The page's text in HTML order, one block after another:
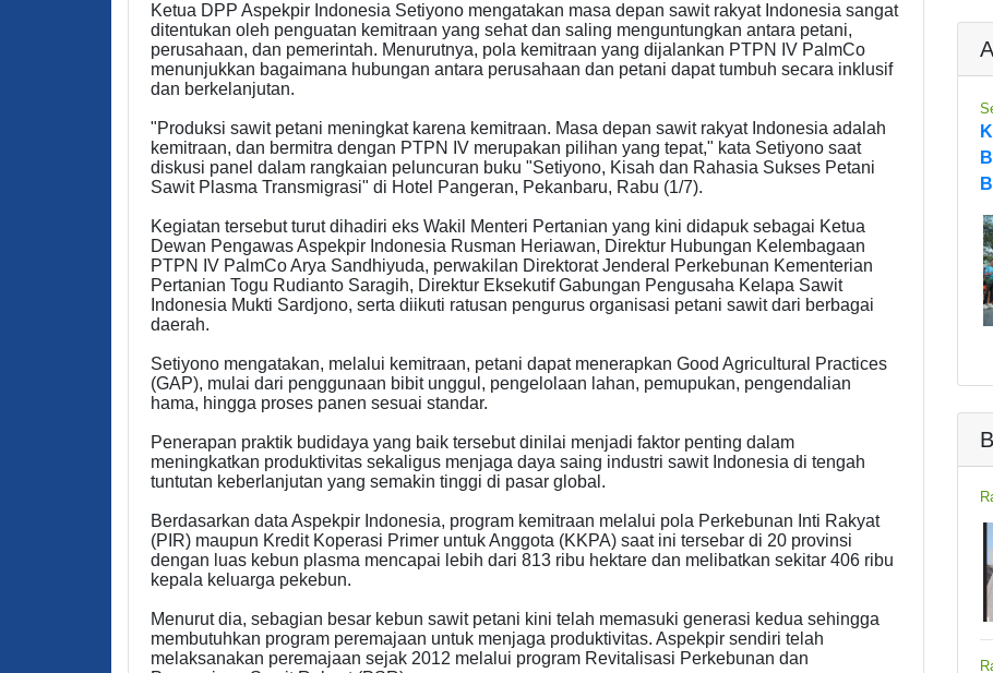
Ketua DPP Aspekpir Indonesia Setiyono mengatakan masa depan sawit rakyat Indonesia sangat
ditentukan oleh penguatan kemitraan yang sehat dan saling menguntungkan antara petani,
perusahaan, dan pemerintah. Menurutnya, pola kemitraan yang dijalankan PTPN IV PalmCo
menunjukkan bagaimana hubungan antara perusahaan dan petani dapat tumbuh secara inklusif
dan berkelanjutan.
"Produksi sawit petani meningkat karena kemitraan. Masa depan sawit rakyat Indonesia adalah
kemitraan, dan bermitra dengan PTPN IV merupakan pilihan yang tepat," kata Setiyono saat
diskusi panel dalam rangkaian peluncuran buku "Setiyono, Kisah dan Rahasia Sukses Petani
Sawit Plasma Transmigrasi" di Hotel Pangeran, Pekanbaru, Rabu (1/7).
Kegiatan tersebut turut dihadiri eks Wakil Menteri Pertanian yang kini didapuk sebagai Ketua
Dewan Pengawas Aspekpir Indonesia Rusman Heriawan, Direktur Hubungan Kelembagaan
PTPN IV PalmCo Arya Sandhiyuda, perwakilan Direktorat Jenderal Perkebunan Kementerian
Pertanian Togu Rudianto Saragih, Direktur Eksekutif Gabungan Pengusaha Kelapa Sawit
Indonesia Mukti Sardjono, serta diikuti ratusan pengurus organisasi petani sawit dari berbagai
daerah.
Setiyono mengatakan, melalui kemitraan, petani dapat menerapkan Good Agricultural Practices
(GAP), mulai dari penggunaan bibit unggul, pengelolaan lahan, pemupukan, pengendalian
hama, hingga proses panen sesuai standar.
Penerapan praktik budidaya yang baik tersebut dinilai menjadi faktor penting dalam
meningkatkan produktivitas sekaligus menjaga daya saing industri sawit Indonesia di tengah
tuntutan keberlanjutan yang semakin tinggi di pasar global.
Berdasarkan data Aspekpir Indonesia, program kemitraan melalui pola Perkebunan Inti Rakyat
(PIR) maupun Kredit Koperasi Primer untuk Anggota (KKPA) saat ini tersebar di 20 provinsi
dengan luas kebun plasma mencapai lebih dari 813 ribu hektare dan melibatkan sekitar 406 ribu
kepala keluarga pekebun.
Menurut dia, sebagian besar kebun sawit petani kini telah memasuki generasi kedua sehingga
membutuhkan program peremajaan untuk menjaga produktivitas. Aspekpir sendiri telah
melaksanakan peremajaan sejak 2012 melalui program Revitalisasi Perkebunan dan